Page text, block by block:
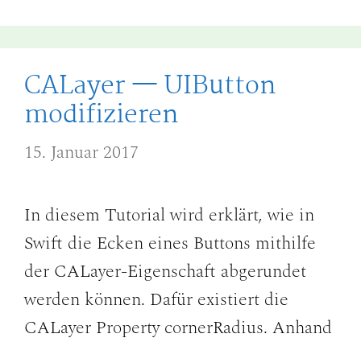
CALayer — UIButton
modifizieren
15. Januar 2017
In diesem Tutorial wird erklärt, wie in
Swift die Ecken eines Buttons mithilfe
der CALayer-Eigenschaft abgerundet
werden können. Dafür existiert die
CALayer Property cornerRadius. Anhand